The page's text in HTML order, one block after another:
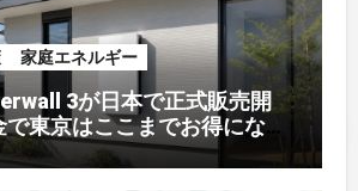
家庭エネルギー
3が日本で正式販売開
東京はここまでお得になる
最新】